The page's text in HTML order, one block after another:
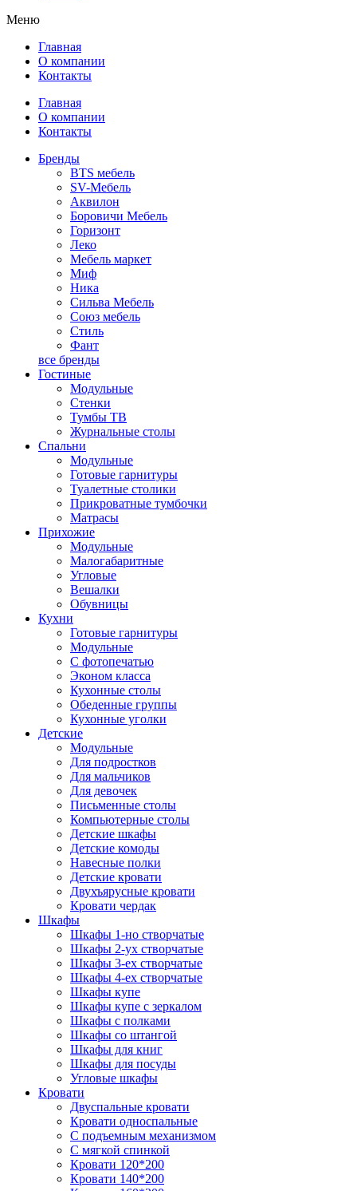
Меню
Главная
О компании
Контакты
Главная
О компании
Контакты
Бренды
BTS мебель
SV-Мебель
Аквилон
Боровичи Мебель
Горизонт
Леко
Мебель маркет
Миф
Ника
Сильва Мебель
Союз мебель
Стиль
Фант
все бренды
Гостиные
Модульные
Стенки
Тумбы ТВ
Журнальные столы
Спальни
Модульные
Готовые гарнитуры
Туалетные столики
Прикроватные тумбочки
Матрасы
Прихожие
Модульные
Малогабаритные
Угловые
Вешалки
Обувницы
Кухни
Готовые гарнитуры
Модульные
С фотопечатью
Эконом класса
Кухонные столы
Обеденные группы
Кухонные уголки
Детские
Модульные
Для подростков
Для мальчиков
Для девочек
Письменные столы
Компьютерные столы
Детские шкафы
Детские комоды
Навесные полки
Детские кровати
Двухъярусные кровати
Кровати чердак
Шкафы
Шкафы 1-но створчатые
Шкафы 2-ух створчатые
Шкафы 3-ех створчатые
Шкафы 4-ех створчатые
Шкафы купе
Шкафы купе с зеркалом
Шкафы с полками
Шкафы со штангой
Шкафы для книг
Шкафы для посуды
Угловые шкафы
Кровати
Двуспальные кровати
Кровати односпальные
С подъемным механизмом
С мягкой спинкой
Кровати 120*200
Кровати 140*200